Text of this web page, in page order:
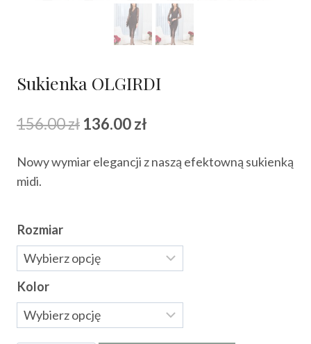
Sukienka OLGIRDI
156.00zł Pierwotna
wynosiła:
136.00zł
wynosi:
Nowy wymiar elegancji z naszą efektowną sukienką
midi.
Rozmiar
Kolor